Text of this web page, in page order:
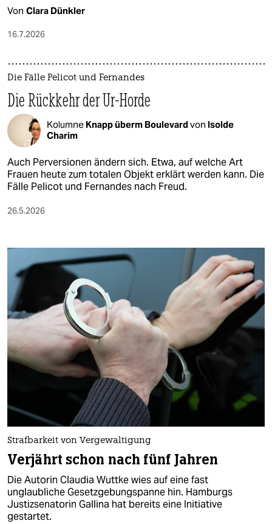
Von Clara Dünkler
16.7.2026
Die Fälle Pelicot und Fernandes
Die Rückkehr der Ur-Horde
Kolumne Knapp überm Boulevardvon Isolde
Charim
Auch Perversionen ändern sich. Etwa, auf welche Art
Frauen heute zum totalen Objekt erklärt werden kann. Die
Fälle Pelicot und Fernandes nach Freud.
26.5.2026
Strafbarkeit von Vergewaltigung
Verjährt schon nach fünf Jahren
Die Autorin Claudia Wuttke wies auf eine fast
unglaubliche Gesetzgebungspanne hin. Hamburgs
Justizsenatorin Gallina hat bereits eine Initiative
gestartet.